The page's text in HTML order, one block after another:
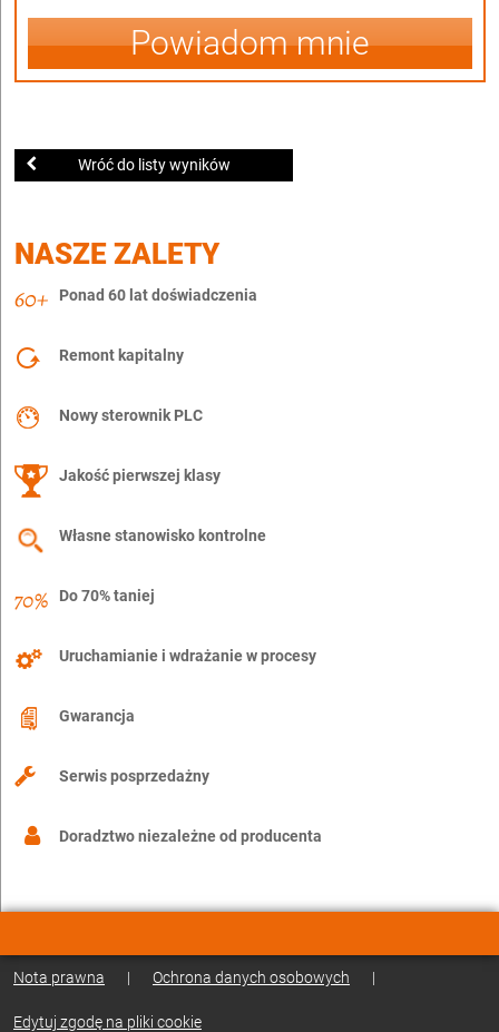
Powiadom mnie
Wróć do listy wyników
NASZE ZALETY
Ponad 60 lat doświadczenia
Remont kapitalny
Nowy sterownik PLC
Jakość pierwszej klasy
Własne stanowisko kontrolne
Do 70% taniej
Uruchamianie i wdrażanie w procesy
Gwarancja
Serwis posprzedażny
Doradztwo niezależne od producenta
Nota prawna | Ochrona danych osobowych |
Edytuj zgodę na pliki cookie